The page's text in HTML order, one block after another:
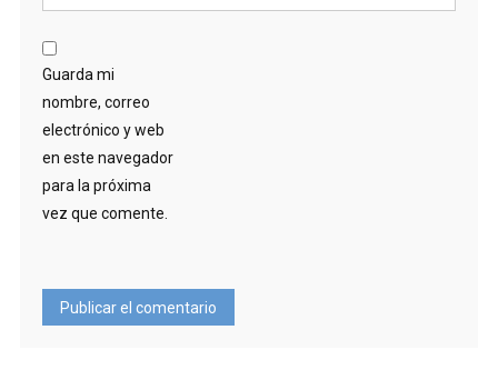
Guarda mi
nombre, correo
electrónico y web
en este navegador
para la próxima
vez que comente.